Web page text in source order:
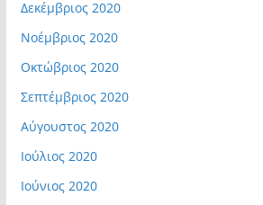
Δεκέμβριος 2020
Νοέμβριος 2020
Οκτώβριος 2020
Σεπτέμβριος 2020
Αύγουστος 2020
Ιούλιος 2020
Ιούνιος 2020